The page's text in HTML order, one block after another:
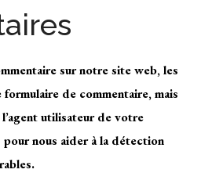
sur notre site web, les
de commentaire, mais
utilisateur de votre
nous aider à la détection